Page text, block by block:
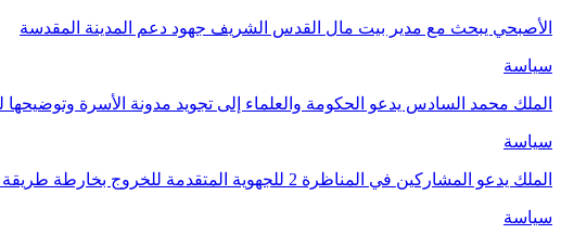
الأصبحي يبحث مع مدير بيت مال القدس الشريف جهود دعم المدينة المقدسة
سياسة
الملك محمد السادس يدعو الحكومة والعلماء إلى تجويد مدونة الأسرة وتوضيحها
سياسة
الملك يدعو المشاركين في المناظرة 2 للجهوية المتقدمة للخروج بخارطة طريقة واضحة لتنزيل…
سياسة